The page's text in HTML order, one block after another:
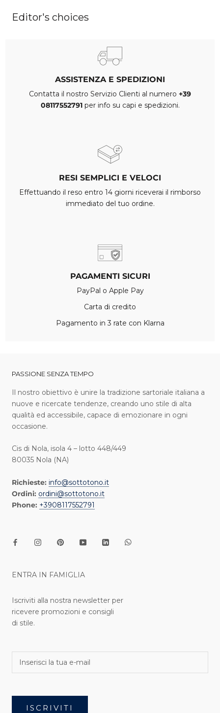
Editor's choices
ASSISTENZA E SPEDIZIONI
Contatta il nostro Servizio Clienti al numero +39
08117552791 per info su capi e spedizioni.
RESI SEMPLICI E VELOCI
Effettuando il reso entro 14 giorni riceverai il rimborso
immediato del tuo ordine.
PAGAMENTI SICURI
PayPal o Apple Pay
Carta di credito
Pagamento in 3 rate con Klarna
PASSIONE SENZA TEMPO
I l nostro obiettivo è unire la tradizione sartoriale italiana a
nuove e ricercate tendenze, creando uno stile di alta
qualità ed accessibile, capace di emozionare in ogni
occasione.
Cis di Nola, isola 4 – lotto 448/449
80035 Nola (NA)
Richieste: info@sottotono.it
Ordini: ordini@sottotono.it
Phone: +3908117552791
ENTRA IN FAMIGLIA
Iscriviti alla nostra newsletter per
ricevere promozioni e consigli
di stile.
ISCRIVITI